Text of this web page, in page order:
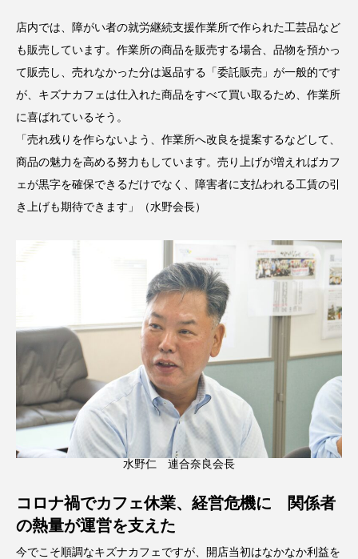
店内では、障がい者の就労継続支援作業所で作られた工芸品など
も販売しています。作業所の商品を販売する場合、品物を預かっ
て販売し、売れなかった分は返品する「委託販売」が一般的です
が、キズナカフェは仕入れた商品をすべて買い取るため、作業所
に喜ばれているそう。
「売れ残りを作らないよう、作業所へ改良を提案するなどして、
商品の魅力を高める努力もしています。売り上げが増えればカフ
ェが黒字を確保できるだけでなく、障害者に支払われる工賃の引
き上げも期待できます」（水野会長）
水野仁 連合奈良会長
コロナ禍でカフェ休業、経営危機に 関係者
の熱量が運営を支えた
今でこそ順調なキズナカフェですが、開店当初はなかなか利益を